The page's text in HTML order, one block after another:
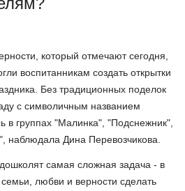
который отмечают сегодня,
воспитанникам создать открытки
Без традиционных поделок
с символичным названием
в группах "Малинка", "Подснежник",
наблюдала Дина Перевозчикова.
самая сложная задача - в
любви и верности сделать